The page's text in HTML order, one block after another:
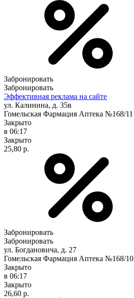
Забронировать
Забронировать
Эффективная реклама на сайте
ул. Калинина, д. 35в
Гомельская Фармация Аптека №168/11
Закрыто
в 06:17
Закрыто
25,80 р.
Забронировать
Забронировать
ул. Богдановича, д. 27
Гомельская Фармация Аптека №168/10
Закрыто
в 06:17
Закрыто
26,60 р.